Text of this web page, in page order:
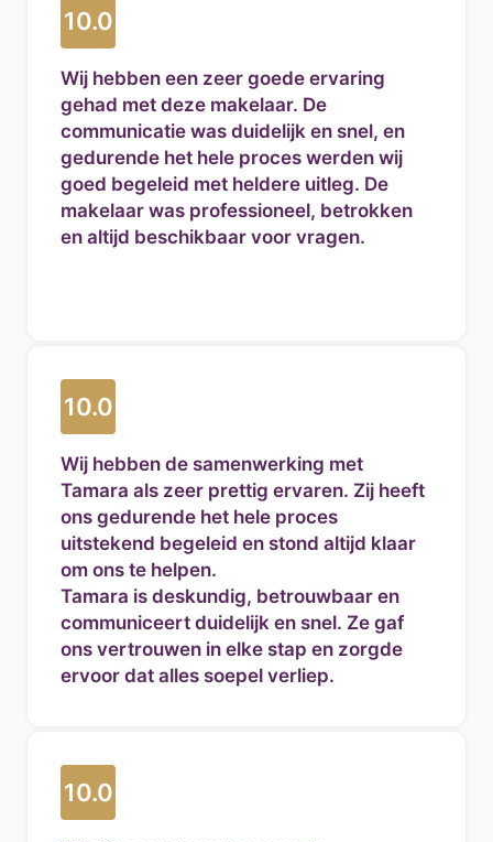
10.0
Wij hebben een zeer goede ervaring
gehad met deze makelaar. De
communicatie was duidelijk en snel, en
gedurende het hele proces werden wij
goed begeleid met heldere uitleg. De
makelaar was professioneel, betrokken
en altijd beschikbaar voor vragen.
10.0
Wij hebben de samenwerking met
Tamara als zeer prettig ervaren. Zij heeft
ons gedurende het hele proces
uitstekend begeleid en stond altijd klaar
om ons te helpen.
Tamara is deskundig, betrouwbaar en
communiceert duidelijk en snel. Ze gaf
ons vertrouwen in elke stap en zorgde
ervoor dat alles soepel verliep.
voor en raden haar zeker aan!
10.0